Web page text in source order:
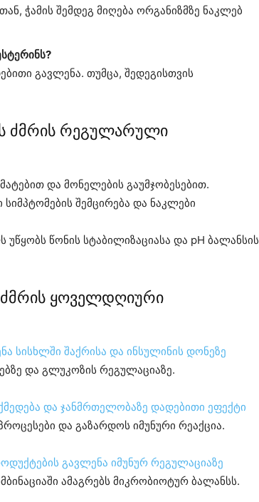
ჭამის შემდეგ მიღება ორგანიზმზე ნაკლებ
გავლენა. თუმცა, შედეგისთვის
ძმრის რეგულარული
და მონელების გაუმჯობესებით.
შემცირება და ნაკლები
წონის სტაბილიზაციასა და pH ბალანსის
ძმრის ყოველდღიური
სისხლში შაქრისა და ინსულინის დონეზე
და გლუკოზის რეგულაციაზე.
და ჯანმრთელობაზე დადებითი ეფექტი
და გაზარდოს იმუნური რეაქცია.
გავლენა იმუნურ რეგულაციაზე
ამაგრებს მიკრობიოტურ ბალანსს.